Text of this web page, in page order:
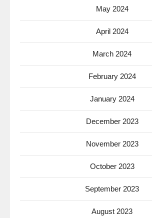
May 2024
April 2024
March 2024
February 2024
January 2024
December 2023
November 2023
October 2023
September 2023
August 2023